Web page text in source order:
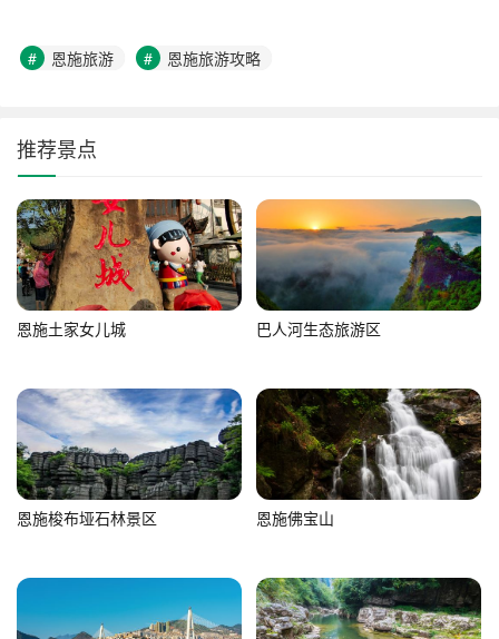
恩施旅游 恩施旅游攻略
推荐景点
恩施土家女儿城 巴人河生态旅游区
恩施梭布垭石林景区 恩施佛宝山